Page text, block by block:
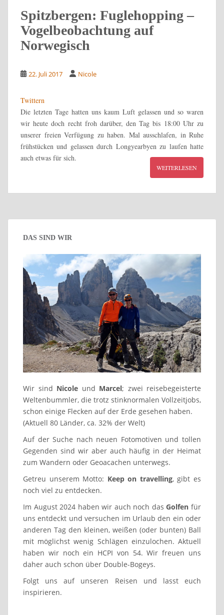
Spitzbergen: Fuglehopping –
Vogelbeobachtung auf
Norwegisch
22. Juli 2017 Nicole
Twittern
Die letzten Tage hatten uns kaum Luft gelassen und so waren
wir heute doch recht froh darüber, den Tag bis 18:00 Uhr zu
unserer freien Verfügung zu haben. Mal ausschlafen, in Ruhe
frühstücken und gelassen durch Longyearbyen zu laufen hatte
auch etwas für sich.
WEITERLESEN
DAS SIND WIR
Wir sind Nicole und Marcel; zwei reisebegeisterte
Weltenbummler, die trotz stinknormalen Vollzeitjobs,
schon einige Flecken auf der Erde gesehen haben.
(Aktuell 80 Länder, ca. 32% der Welt)
Auf der Suche nach neuen Fotomotiven und tollen
Gegenden sind wir aber auch häufig in der Heimat
zum Wandern oder Geoacachen unterwegs.
Getreu unserem Motto: Keep on travelling, gibt es
noch viel zu entdecken.
Im August 2024 haben wir auch noch dasGolfen für
uns entdeckt und versuchen im Urlaub den ein oder
anderen Tag den kleinen, weißen (oder bunten) Ball
mit möglichst wenig Schlägen einzulochen. Aktuell
haben wir noch ein HCPI von 54. Wir freuen uns
daher auch schon über Double-Bogeys.
Folgt uns auf unseren Reisen und lasst euch
inspirieren.